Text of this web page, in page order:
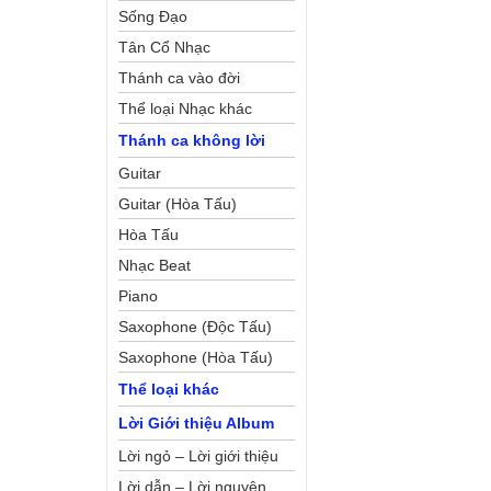
Sống Đạo
Tân Cổ Nhạc
Thánh ca vào đời
Thể loại Nhạc khác
Thánh ca không lời
Guitar
Guitar (Hòa Tấu)
Hòa Tấu
Nhạc Beat
Piano
Saxophone (Độc Tấu)
Saxophone (Hòa Tấu)
Thể loại khác
Lời Giới thiệu Album
Lời ngỏ – Lời giới thiệu
Lời dẫn – Lời nguyện